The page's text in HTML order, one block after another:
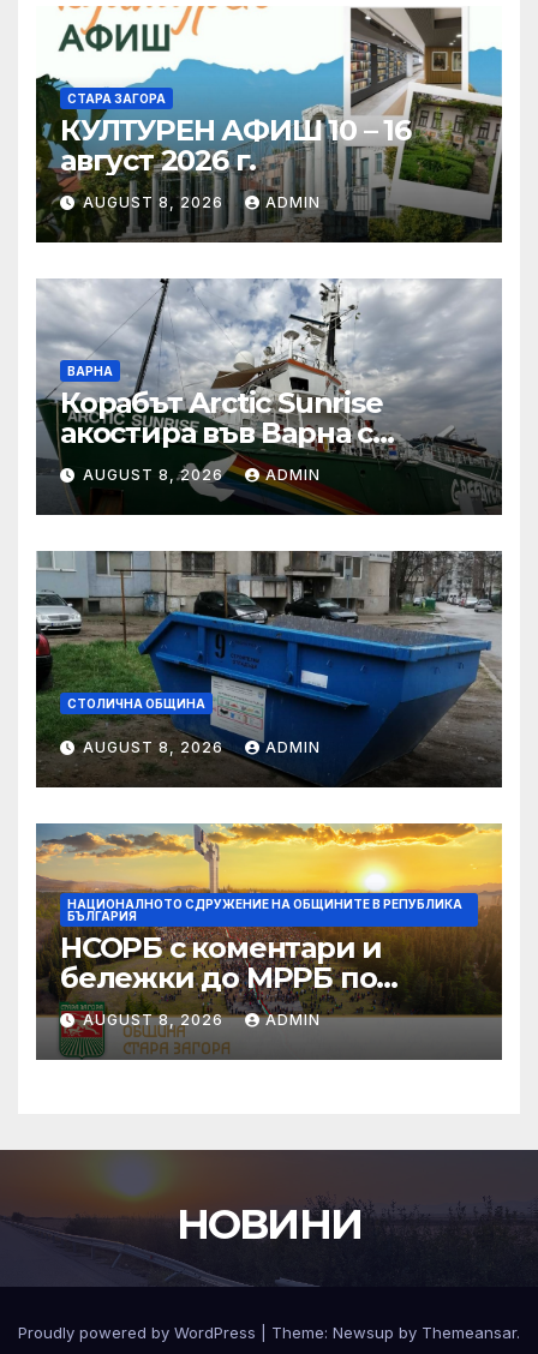
СТАРА ЗАГОРА
КУЛТУРЕН АФИШ 10 – 16
август 2026 г.
AUGUST 8, 2026 ADMIN
ВАРНА
Корабът Arctic Sunrise
акостира във Варна с
послание за опазването на
Черно море
AUGUST 8, 2026 ADMIN
СТОЛИЧНА ОБЩИНА
AUGUST 8, 2026 ADMIN
НАЦИОНАЛНОТО СДРУЖЕНИЕ НА ОБЩИНИТЕ В РЕПУБЛИКА
БЪЛГАРИЯ
НСОРБ с коментари и
бележки до МРРБ по
публикувания за
обществено обсъждане
проект на ЗИД на Закона за
AUGUST 8, 2026 ADMIN
НОВИНИ
Proudly powered by WordPress Theme: Newsup by Themeansar.